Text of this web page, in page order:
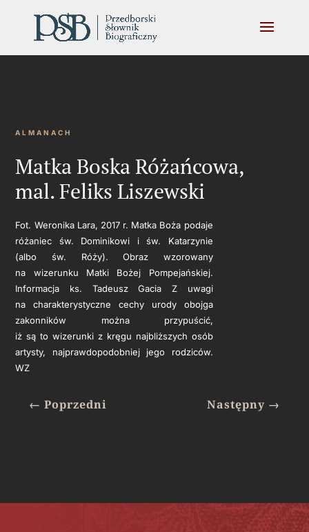
ALMANACH
Matka Boska Różańcowa,
mal. Feliks Liszewski
Fot. Weronika Lara, 2017 r. Matka Boża podaje
różaniec św. Dominikowi i św. Katarzynie
(albo św. Róży). Obraz wzorowany
na wizerunku Matki Bożej Pompejańskiej.
Informacja ks. Tadeusz Gacia Z uwagi
na charakterystyczne cechy urody obojga
zakonników można przypuścić,
iż są to wizerunki z kręgu najbliższych osób
artysty, najprawdopodobniej jego rodziców.
WZ
←Poprzedni Następny→